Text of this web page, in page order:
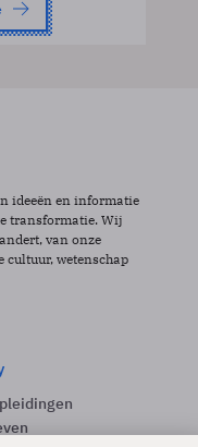
ideeën en informatie
transformatie. Wij
van onze
cultuur, wetenschap